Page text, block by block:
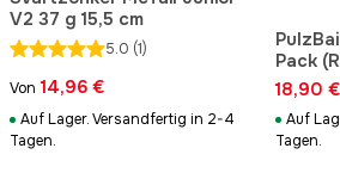
V2 37 g 15,5 cm
5.0 (1)
Von 14,96 €
Auf Lager. Versandfertig in 2-4
Tagen.
Pack
18,90 €
Auf
Tagen.